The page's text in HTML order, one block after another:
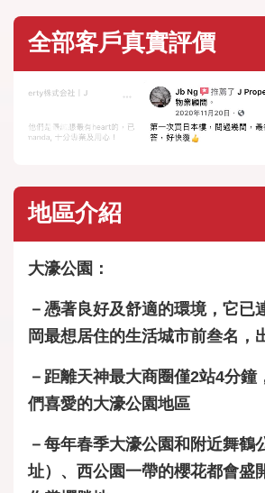
全部客戶真實評價
地區介紹
大濠公園：
－憑著良好及舒適的環境，它已
岡最想居住的生活城市前叁名，
－距離天神最大商圈僅2站4分鐘
們喜愛的大濠公園地區
－每年春季大濠公園和附近舞鶴
址）、西公園一帶的櫻花都會盛